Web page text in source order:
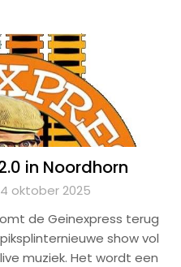
in Noordhorn
oktober 2025
de Geinexpress terug
show vol
muziek. Het wordt een